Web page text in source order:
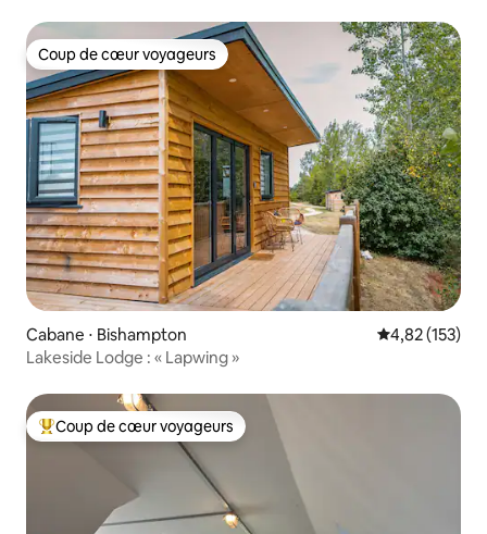
Coup de cœur voyageurs
Coup de cœur voyageurs
Cabane ⋅ Bishampton Évaluation
4,82 (153)
Lakeside Lodge : « Lapwing »
Coups de cœur voyageurs les plus appréciés
Coup de cœur voyageurs